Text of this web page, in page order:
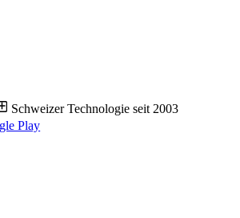
Schweizer Technologie seit 2003
Play